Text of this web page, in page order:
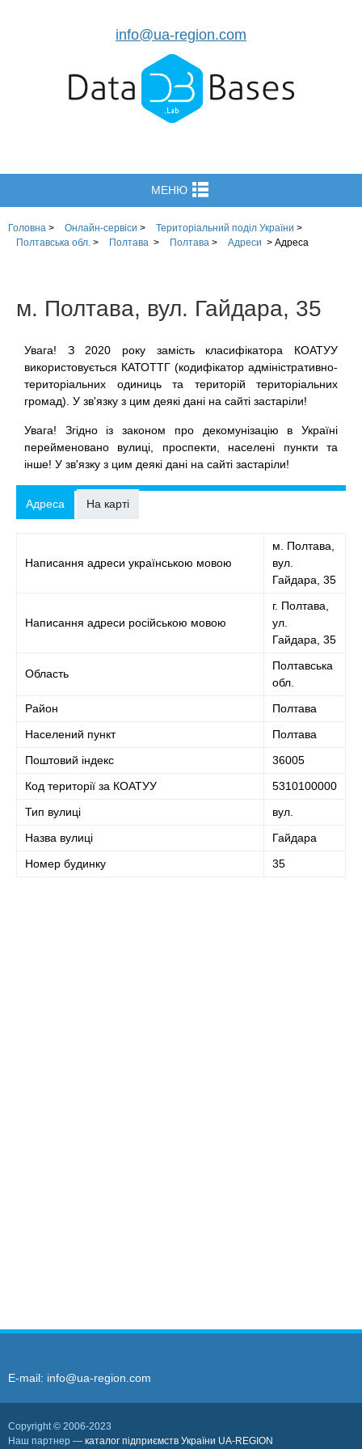
info@ua-region.com
МЕНЮ
Головна > Онлайн-сервіси > Територіальний поділ України >
Полтавська обл. > Полтава > Полтава > Адреси > Адреса
м. Полтава, вул. Гайдара, 35
Увага! З 2020 року замість класифікатора КОАТУУ
використовується КАТОТТГ (кодифікатор адміністративно-
територіальних одиниць та територій територіальних
громад). У зв'язку з цим деякі дані на сайті застаріли!
Увага! Згідно із законом про декомунізацію в Україні
перейменовано вулиці, проспекти, населені пункти та
інше! У зв'язку з цим деякі дані на сайті застаріли!
Адреса На карті
Написання адреси українською мовою
м. Полтава,
вул.
Гайдара, 35
Написання адреси російською мовою
г. Полтава,
ул.
Гайдара, 35
Область
Полтавська
обл.
Район
Полтава
Населений пункт
Полтава
Поштовий індекс
36005
Код території за КОАТУУ
5310100000
Тип вулиці
вул.
Назва вулиці
Гайдара
Номер будинку
35
E-mail: info@ua-region.com
Copyright © 2006-2023
Наш партнер — каталог підприємств України UA-REGION